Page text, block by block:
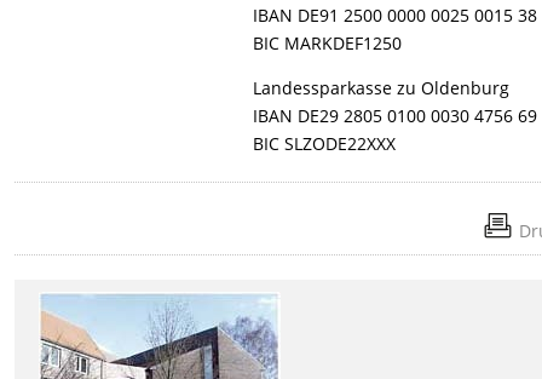
IBAN DE91 2500 0000 0025 0015 38
BIC MARKDEF1250
Landessparkasse zu Oldenburg
IBAN DE29 2805 0100 0030 4756 69
BIC SLZODE22XXX